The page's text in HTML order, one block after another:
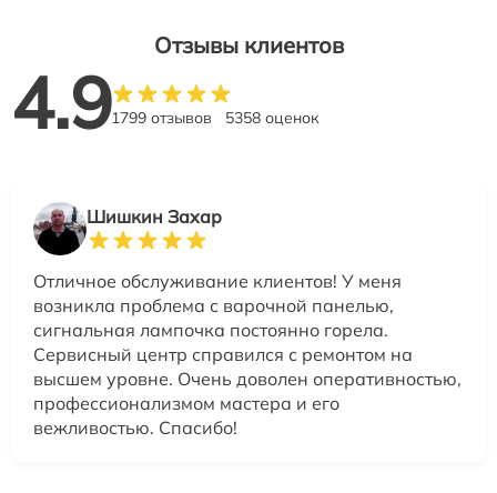
Отзывы клиентов
4.91799 отзывов 5358 оценок
Шишкин Захар
Отличное обслуживание клиентов! У меня
возникла проблема с варочной панелью,
сигнальная лампочка постоянно горела.
Сервисный центр справился с ремонтом на
высшем уровне. Очень доволен оперативностью,
профессионализмом мастера и его
вежливостью. Спасибо!